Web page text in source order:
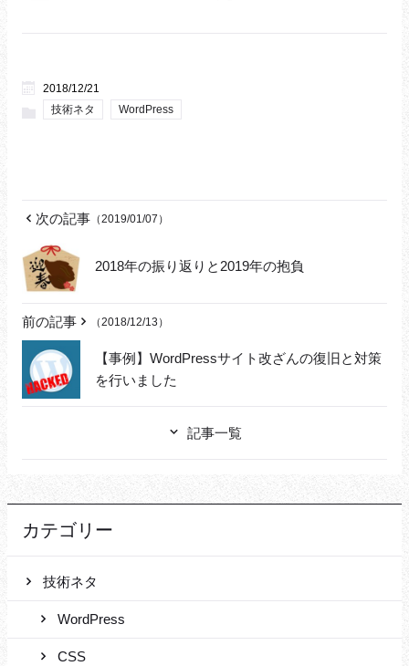
2018/12/21
技術ネタ
WordPress
次の記事 （2019/01/07）
2018年の振り返りと2019年の抱負
前の記事 （2018/12/13）
【事例】WordPressサイト改ざんの復旧と対策
を行いました
記事一覧
カテゴリー
技術ネタ
WordPress
CSS